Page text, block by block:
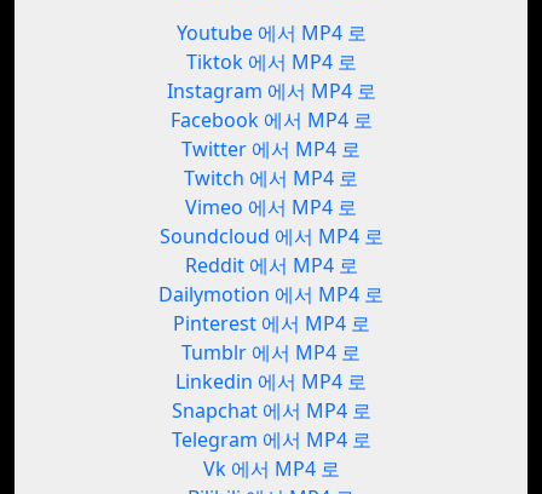
Youtube 에서 MP4 로
Tiktok 에서 MP4 로
Instagram 에서 MP4 로
Facebook 에서 MP4 로
Twitter 에서 MP4 로
Twitch 에서 MP4 로
Vimeo 에서 MP4 로
Soundcloud 에서 MP4 로
Reddit 에서 MP4 로
Dailymotion 에서 MP4 로
Pinterest 에서 MP4 로
Tumblr 에서 MP4 로
Linkedin 에서 MP4 로
Snapchat 에서 MP4 로
Telegram 에서 MP4 로
Vk 에서 MP4 로